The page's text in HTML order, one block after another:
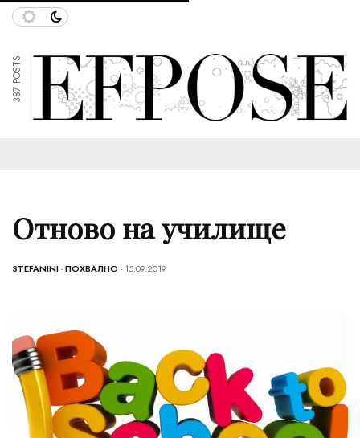
387 POSTS
Отново на училище
STEFANINI-ПОХВАЛНО - 15.09.2019